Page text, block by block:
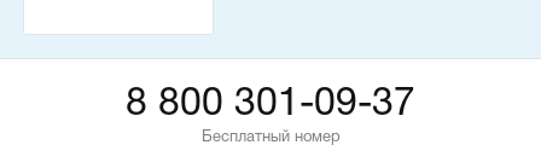
8 800 301-09-37
Бесплатный номер